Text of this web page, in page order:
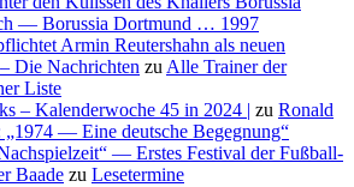
— Borussia Dortmund … 1997
Armin Reutershahn als neuen
Die Nachrichten zu Alle Trainer der
Liste
– Kalenderwoche 45 in 2024 | zu Ronald
— Eine deutsche Begegnung“
— Erstes Festival der Fußball-
Baade zu Lesetermine